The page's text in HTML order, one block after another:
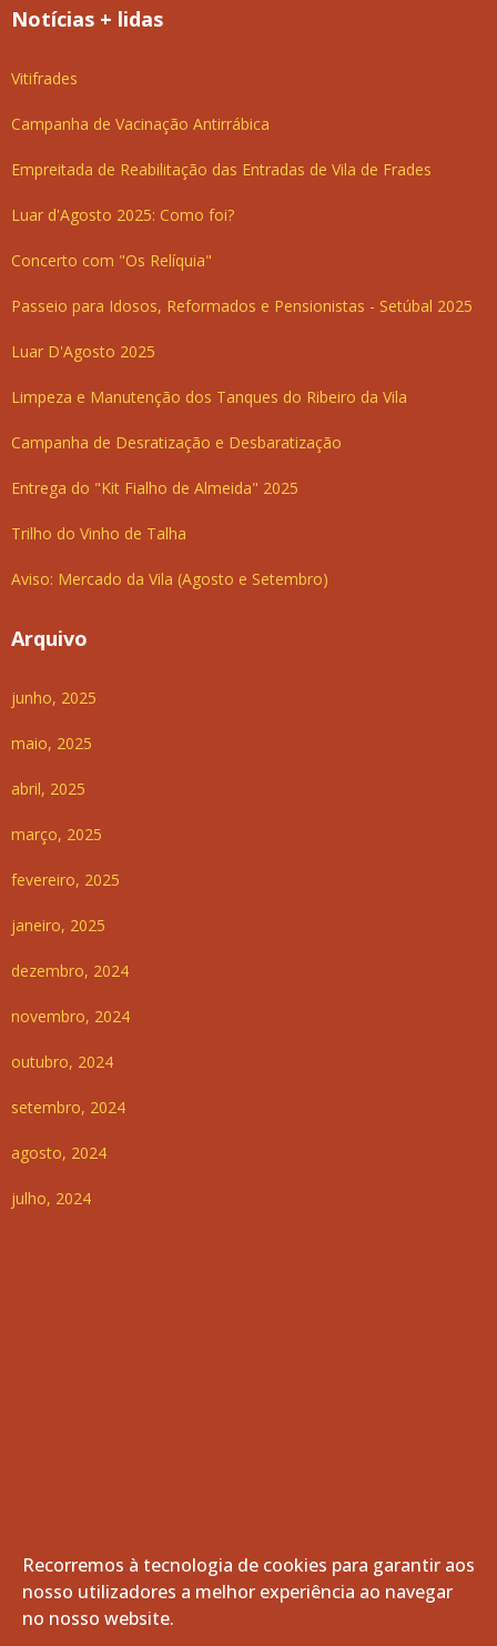
Notícias + lidas
Vitifrades
Campanha de Vacinação Antirrábica
Empreitada de Reabilitação das Entradas de Vila de Frades
Luar d'Agosto 2025: Como foi?
Concerto com "Os Relíquia"
Passeio para Idosos, Reformados e Pensionistas - Setúbal 2025
Luar D'Agosto 2025
Limpeza e Manutenção dos Tanques do Ribeiro da Vila
Campanha de Desratização e Desbaratização
Entrega do "Kit Fialho de Almeida" 2025
Trilho do Vinho de Talha
Aviso: Mercado da Vila (Agosto e Setembro)
Arquivo
junho, 2025
maio, 2025
abril, 2025
março, 2025
fevereiro, 2025
janeiro, 2025
dezembro, 2024
novembro, 2024
outubro, 2024
setembro, 2024
agosto, 2024
julho, 2024
© 2026 Freguesia de Vila de Frades. Todos os direitos
reservados.
Recorremos à tecnologia de cookies para garantir aos
nosso utilizadores a melhor experiência ao navegar
no nosso website.